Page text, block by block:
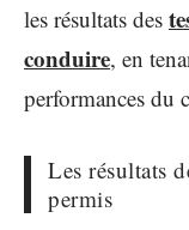
les résultats des
conduire, en
performances du
Les résultats
permis